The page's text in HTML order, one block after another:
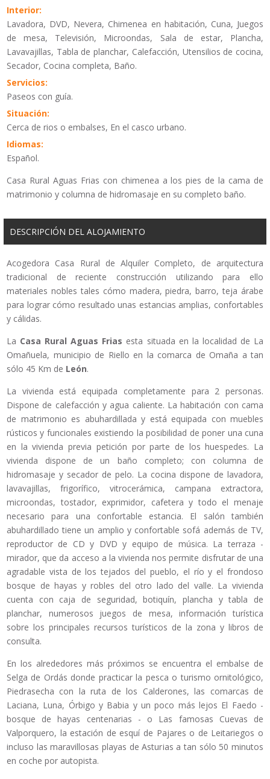
Interior:
Lavadora, DVD, Nevera, Chimenea en habitación, Cuna, Juegos
de mesa, Televisión, Microondas, Sala de estar, Plancha,
Lavavajillas, Tabla de planchar, Calefacción, Utensilios de cocina,
Secador, Cocina completa, Baño.
Servicios:
Paseos con guía.
Situación:
Cerca de rios o embalses, En el casco urbano.
Idiomas:
Español.
Casa Rural Aguas Frias con chimenea a los pies de la cama de
matrimonio y columna de hidromasaje en su completo baño.
DESCRIPCIÓN DEL ALOJAMIENTO
Acogedora Casa Rural de Alquiler Completo, de arquitectura
tradicional de reciente construcción utilizando para ello
materiales nobles tales cómo madera, piedra, barro, teja árabe
para lograr cómo resultado unas estancias amplias, confortables
y cálidas.
La Casa Rural Aguas Frias esta situada en la localidad de La
Omañuela, municipio de Riello en la comarca de Omaña a tan
sólo 45 Km de León.
La vivienda está equipada completamente para 2 personas.
Dispone de calefacción y agua caliente. La habitación con cama
de matrimonio es abuhardillada y está equipada con muebles
rústicos y funcionales existiendo la posibilidad de poner una cuna
en la vivienda previa petición por parte de los huespedes. La
vivienda dispone de un baño completo; con columna de
hidromasaje y secador de pelo. La cocina dispone de lavadora,
lavavajillas, frigorífico, vitrocerámica, campana extractora,
microondas, tostador, exprimidor, cafetera y todo el menaje
necesario para una confortable estancia. El salón también
abuhardillado tiene un amplio y confortable sofá además de TV,
reproductor de CD y DVD y equipo de música. La terraza -
mirador, que da acceso a la vivienda nos permite disfrutar de una
agradable vista de los tejados del pueblo, el río y el frondoso
bosque de hayas y robles del otro lado del valle. La vivienda
cuenta con caja de seguridad, botiquín, plancha y tabla de
planchar, numerosos juegos de mesa, información turística
sobre los principales recursos turísticos de la zona y libros de
consulta.
En los alrededores más próximos se encuentra el embalse de
Selga de Ordás donde practicar la pesca o turismo ornitológico,
Piedrasecha con la ruta de los Calderones, las comarcas de
Laciana, Luna, Órbigo y Babia y un poco más lejos El Faedo -
bosque de hayas centenarias - o Las famosas Cuevas de
Valporquero, la estación de esquí de Pajares o de Leitariegos o
incluso las maravillosas playas de Asturias a tan sólo 50 minutos
en coche por autopista.